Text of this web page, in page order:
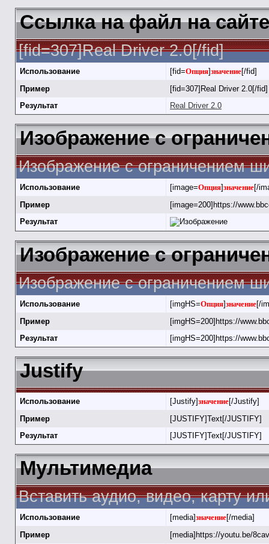
Ссылка на файл на сайте
[fid=307]Real Driver 2.0[/fid]
Использование [fid=Опция]значение[/fid]
Пример
[fid=307]Real Driver 2.0[/fid]
Результат
Real Driver 2.0
Изображение с
Изображение с ограничением
Использование [image=Опция]значение[/
Пример
[image=200]https://
Результат
Изображение с
Изображение с ограничением
Использование [imgHS=Опция]значение[/
Пример
[imgHS=200]https://
Результат
[imgHS=200]https://
Justify
Использование [Justify]значение[/Justify]
Пример
[JUSTIFY]Text[/JUSTIFY]
Результат
[JUSTIFY]Text[/JUSTIFY]
Мультимедиа
Вставить аудио, видео, карту
Использование [media]значение[/media]
Пример
[media]https://youtu.be/